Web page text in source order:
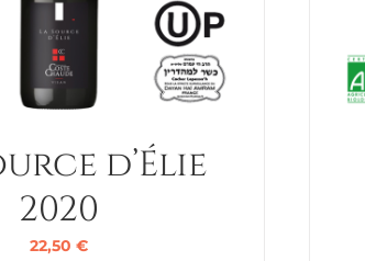
d’Élie
2020
22,50 €